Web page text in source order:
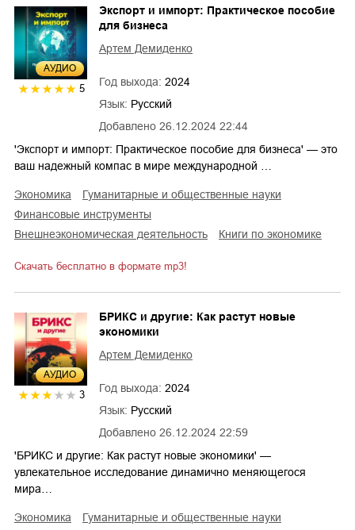
AУДИО
5
Добавлено 26.12.2024 22:44
Экспорт и импорт: Практическое пособие
для бизнеса
Артем Демиденко
Год выхода: 2024
Язык: Русский
'Экспорт и импорт: Практическое пособие для бизнеса' — это
ваш надежный компас в мире международной …
экономика
гуманитарные и общественные науки
финансовые инструменты
внешнеэкономическая деятельность
книги по экономике
Скачать бесплатно в формате mp3!
AУДИО
3
Добавлено 26.12.2024 22:59
БРИКС и другие: Как растут новые
экономики
Артем Демиденко
Год выхода: 2024
Язык: Русский
'БРИКС и другие: Как растут новые экономики' —
увлекательное исследование динамично меняющегося
мира…
экономика гуманитарные и общественные науки